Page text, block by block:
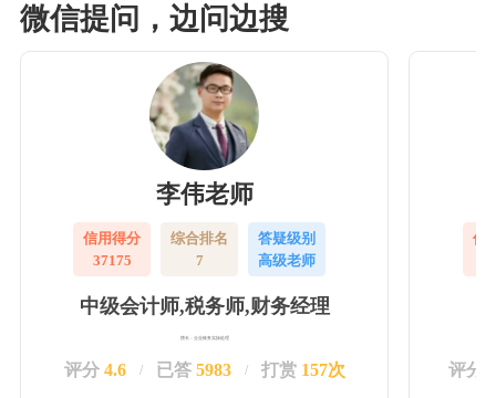
微信提问，边问边搜
李伟老师
信用得分
37175
综合排名
7
答疑级别
高级老师
中级会计师,税务师,财务经理
擅长：企业账务实操处理
评分 4.6 / 已答 5983 / 打赏 157次
信
评分